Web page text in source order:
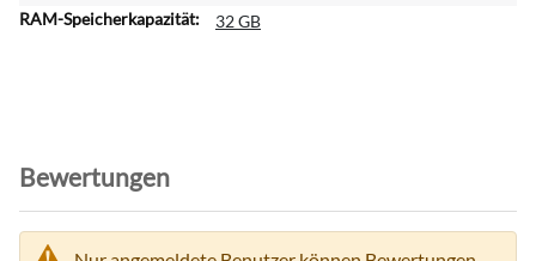
32 GB
Bewertungen